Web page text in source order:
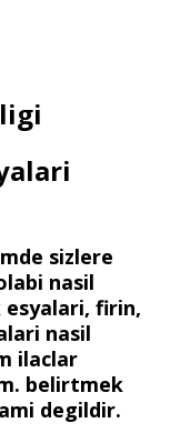
sizlere
nasil
firin,
nasil
ilaclar
belirtmek
degildir.